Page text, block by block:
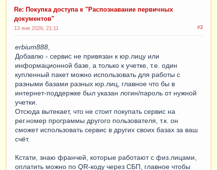
Re: Покупка доступа к "Распознавание первичных
документов"
#2
13 янв 2026, 21:11
erbium888
Добавлю - сервис не привязан к юр.лицу или
информационной базе, а только к учетке, т.е. один
купленный пакет можно использовать для работы с
разными базами разных юр.лиц, главное что бы в
интернет-поддержке был указан логин/пароль от нужной
учетки.
Отсюда вытекает, что не стоит покупать сервис на
рег.номер программы другого пользователя, т.к. он
сможет использовать сервис в других своих базах за ваш
счёт.
Кстати, знаю франчей, которые работают с физ.лицами,
оплатить можно по QR-коду через СБП, главное чтобы